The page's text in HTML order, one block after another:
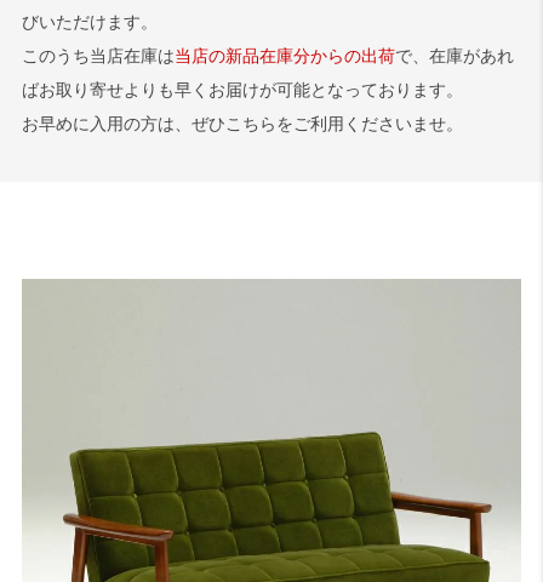
びいただけます。
このうち当店在庫は当店の新品在庫分からの出荷で、在庫があれ
ばお取り寄せよりも早くお届けが可能となっております。
お早めに入用の方は、ぜひこちらをご利用くださいませ。